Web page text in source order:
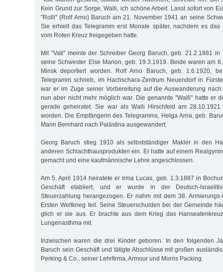
Kein Grund zur Sorge, Walli, ich schöne Arbeit. Lasst sofort von
"Rolli" (Rolf Arno) Baruch am 21. November 1941 an seine
Sie erhielt das Telegramm erst Monate später, nachdem es das
vom Roten Kreuz freigegeben hatte.
Mit "Vati" meinte der Schreiber Georg Baruch, geb. 21.2.1881 in
seine Schwester Else Marion, geb. 19.3.1919. Beide waren am
Minsk deportiert worden. Rolf Arno Baruch, geb. 1.6.1920,
Telegramm schrieb, im Hachschara-Zentrum Neuendorf in
war er im Zuge seiner Vorbereitung auf die Auswanderung
nun aber nicht mehr möglich war. Die genannte "Walli" hatte er
gerade geheiratet. Sie war als Walli Hirschfeld am
worden. Die Empfängerin des Telegramms, Helga Arna, geb.
Mann Bernhard nach Palästina ausgewandert.
Georg Baruch stieg 1910 als selbstständiger Makler in den
anderen Schlachthausprodukten ein. Er hatte auf einem
gemacht und eine kaufmännische Lehre angeschlossen.
Am 5. April 1914 heiratete er Irma Lucas, geb. 1.3.1887 in
Geschäft etabliert, und er wurde in der Deutsch-
Steuerzahlung herangezogen. Er nahm mit dem 38.
Ersten Weltkrieg teil. Seine Steuerschulden bei der Gemeinde
glich er sie aus. Er brachte aus dem Krieg das
Lungenasthma mit.
Inzwischen waren die drei Kinder geboren. In den folgenden
Baruch sein Geschäft und tätigte Abschlüsse mit großen
Perking & Co., seiner Lehrfirma, Armour und Morris Packing.